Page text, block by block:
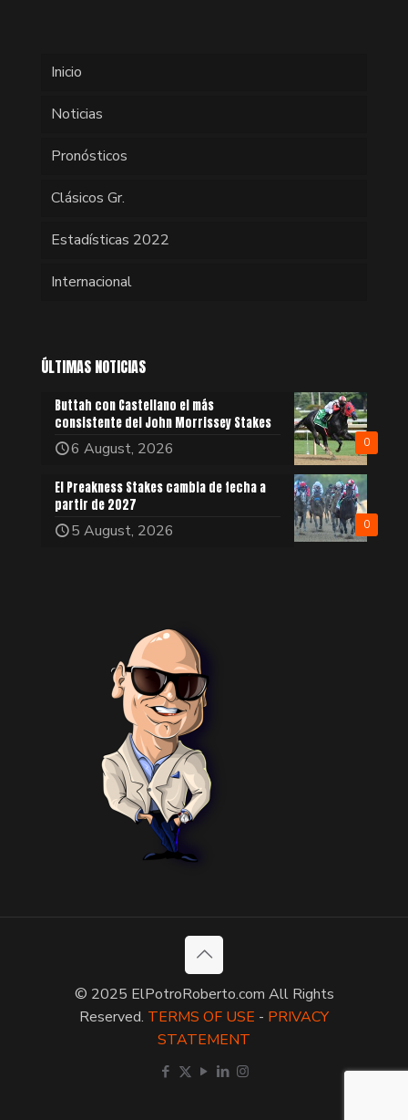
Inicio
Noticias
Pronósticos
Clásicos Gr.
Estadísticas 2022
Internacional
ÚLTIMAS NOTICIAS
0
Buttah con Castellano el más
consistente del John Morrissey Stakes
6 August, 2026
0
El Preakness Stakes cambia de fecha a
partir de 2027
5 August, 2026
© 2025 ElPotroRoberto.com All Rights
Reserved. TERMS OF USE - PRIVACY
STATEMENT